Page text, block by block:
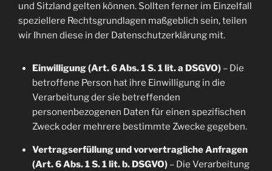
und Sitzland gelten können. Sollten ferner im Einzelfall
speziellere Rechtsgrundlagen maßgeblich sein, teilen
wir Ihnen diese in der Datenschutzerklärung mit.
Einwilligung (Art. 6 Abs. 1 S. 1 lit. a DSGVO)– Die
betroffene Person hat ihre Einwilligung in die
Verarbeitung der sie betreffenden
personenbezogenen Daten für einen spezifischen
Zweck oder mehrere bestimmte Zwecke gegeben.
Vertragserfüllung und vorvertragliche Anfragen
(Art. 6 Abs. 1 S. 1 lit. b. DSGVO)– Die Verarbeitung